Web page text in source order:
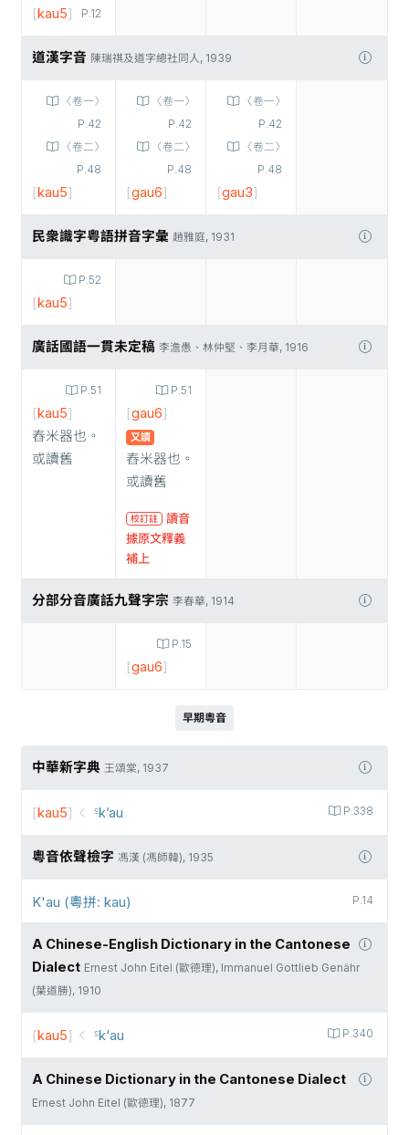
P.12
[kau5]
道漢字音 陳瑞祺及道字總社同人, 1939
〈卷一〉
P.42
〈卷二〉
P.48
[kau5]
〈卷一〉
P.42
〈卷二〉
P.48
[gau6]
〈卷一〉
P.42
〈卷二〉
P.48
[gau3]
民衆識字粤語拼音字彙 趙雅庭, 1931
P.52
[kau5]
廣話國語一貫未定稿 李澹愚、林仲堅、李月華, 1916
P.51
[kau5]
舂米器也。
或讀舊
P.51
[gau6]
又讀
舂米器也。
或讀舊
校訂註
讀音
據原文釋義
補上
分部分音廣話九聲字宗 李春華, 1914
P.15
[gau6]
早期粵音
中華新字典 王頌棠, 1937
P.338
[kau5] ꜃k’au
粵音依聲檢字 馮漢 (馮師韓), 1935
P.14
K'au (粵拼: kau)
A Chinese-English Dictionary in the Cantonese
Dialect Ernest John Eitel (歐德理), Immanuel Gottlieb Genähr
(葉道勝), 1910
P.340
[kau5] ꜃k‘au
A Chinese Dictionary in the Cantonese Dialect
Ernest John Eitel (歐德理), 1877